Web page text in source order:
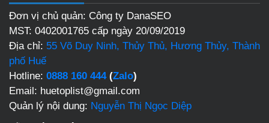
Đơn vị chủ quản: Công ty DanaSEO
MST: 0402001765 cấp ngày 20/09/2019
Địa chỉ: 55 Võ Duy Ninh, Thủy Thủ, Hương Thủy, Thành
phố Huế
Hotline: 0888 160 444(Zalo)
Email: huetoplist@gmail.com
Quản lý nội dung: Nguyễn Thị Ngọc Diệp